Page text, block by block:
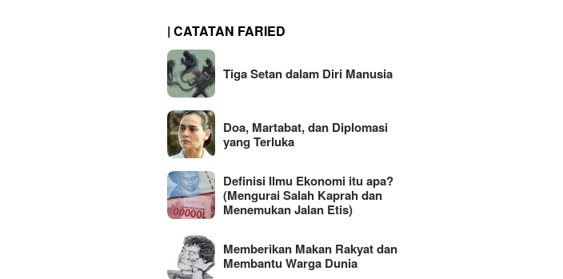
| CATATAN FARIED
Tiga Setan dalam Diri Manusia
Doa, Martabat, dan Diplomasi
yang Terluka
Definisi Ilmu Ekonomi itu apa?
(Mengurai Salah Kaprah dan
Menemukan Jalan Etis)
Memberikan Makan Rakyat dan
Membantu Warga Dunia